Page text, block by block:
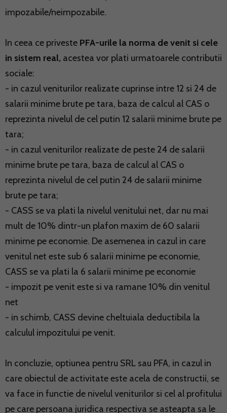
impozabile/neimpozabile.
In ceea ce priveste PFA-urile la norma de venit si cele
in sistem real, acestea vor plati urmatoarele contributii
sociale:
- in cazul veniturilor realizate cuprinse intre 12 si 24 de
salarii minime brute pe tara, baza de calcul al CAS o
reprezinta nivelul de cel putin 12 salarii minime brute pe
tara;
- in cazul veniturilor realizate de peste 24 de salarii
minime brute pe tara, baza de calcul al CAS o
reprezinta nivelul de cel putin 24 de salarii minime
brute pe tara;
- CASS se va plati la nivelul venitului net, dar nu mai
mult de 10% dintr-un plafon maxim de 60 salarii
minime pe economie. De asemenea in cazul in care
venitul net este sub 6 salarii minime pe economie,
CASS se va plati la 6 salarii minime pe economie
- impozit pe venit este si va ramane 10% din venitul
net
- in schimb, CASS devine cheltuiala deductibila la
calculul impozitului pe venit.
In concluzie, optiunea pentru SRL sau PFA, in cazul in
care obiectul de activitate este acela de constructii, se
va face in functie de nivelul veniturilor si cel al profitului
pe care persoana juridica respectiva se asteapta sa le